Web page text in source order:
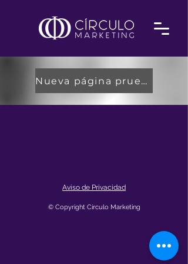
Nueva página prueba
Aviso de Privacidad
© Copyright Círculo Marketing